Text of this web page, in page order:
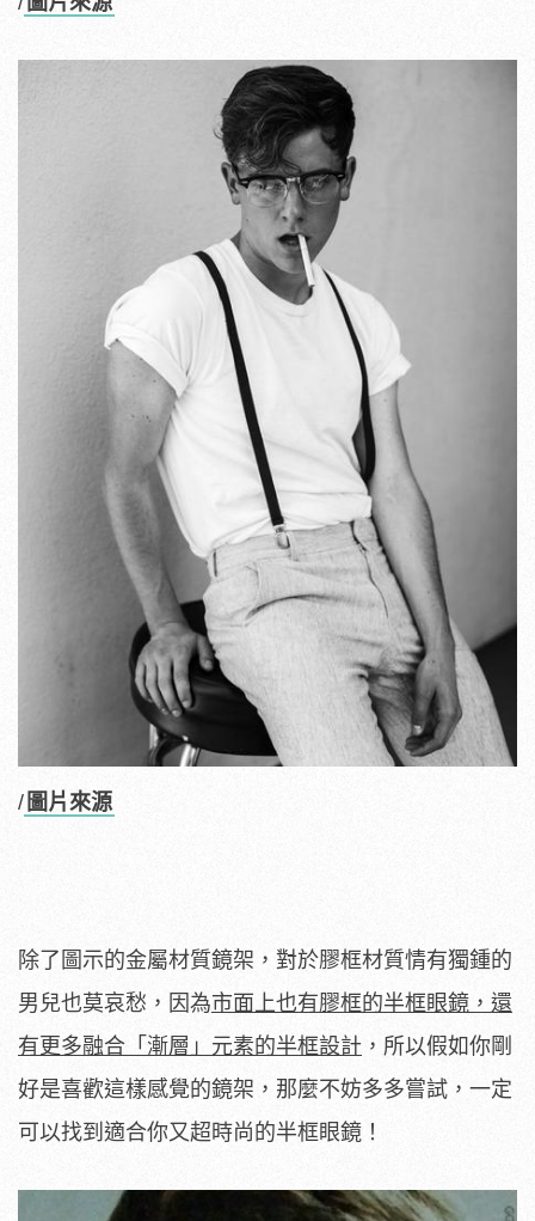
/ 圖片來源
除了圖示的金屬材質鏡架，對於膠框材質情有獨鍾的
男兒也莫哀愁，因為市面上也有膠框的半框眼鏡，還
有更多融合「漸層」元素的半框設計 ，所以假如你剛
好是喜歡這樣感覺的鏡架，那麼不妨多多嘗試，一定
可以找到適合你又超時尚的半框眼鏡！